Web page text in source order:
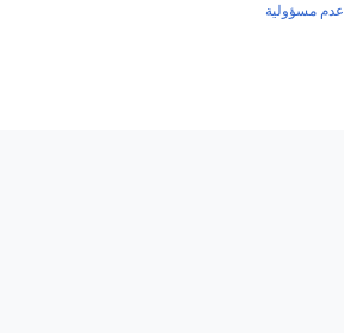
عدم مسؤولية